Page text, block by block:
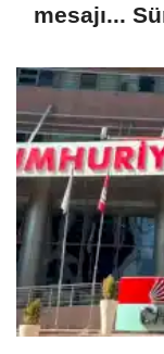
mesajı...